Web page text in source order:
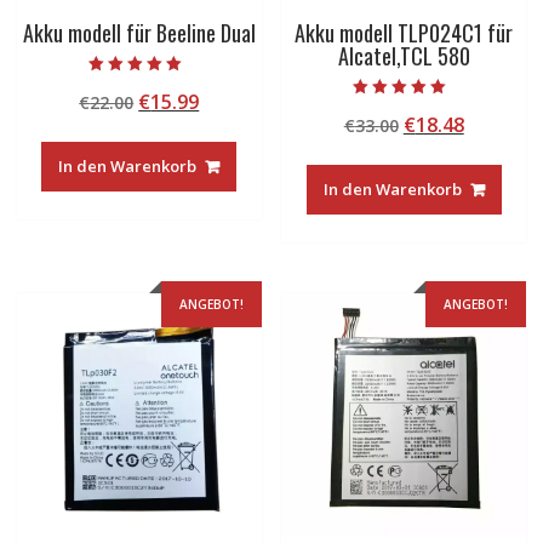
Akku modell für Beeline Dual
5.00
von 5
€22.00 Ursprünglicher
war:
€22.00
€15.99Aktueller
ist:
€15.99.
In den Warenkorb
Akku modell TLP024C1 für
Alcatel,TCL 580
5.00
von 5
€33.00 Ursprünglicher
war:
€33.00
€18.48
ist:
€18.48.
In den Warenkorb
ANGEBOT! ANGEBOT!